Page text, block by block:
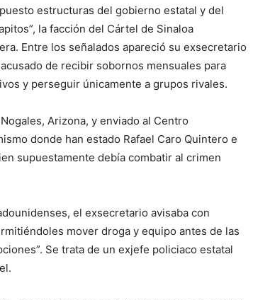
estructuras del gobierno estatal y del
la facción del Cártel de Sinaloa
Entre los señalados apareció su exsecretario
de recibir sobornos mensuales para
y perseguir únicamente a grupos rivales.
Arizona, y enviado al Centro
donde han estado Rafael Caro Quintero e
supuestamente debía combatir al crimen
el exsecretario avisaba con
mover droga y equipo antes de las
Se trata de un exjefe policiaco estatal